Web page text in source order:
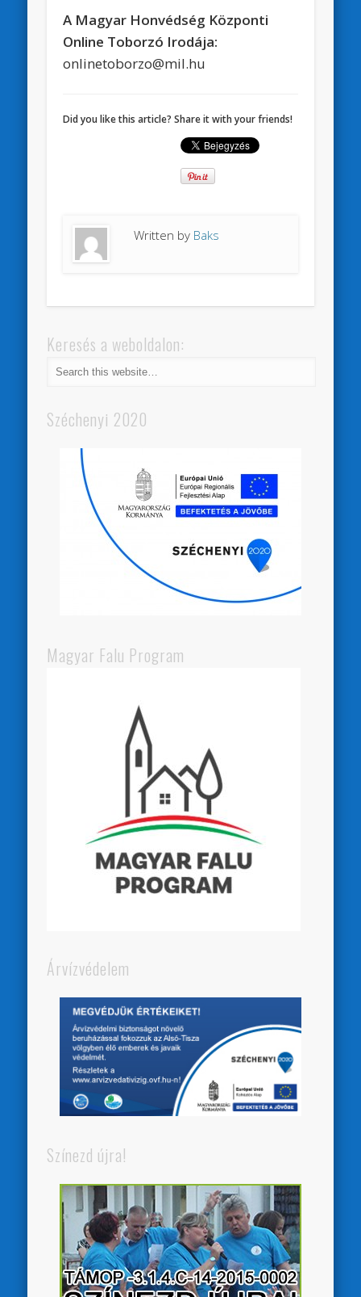
A Magyar Honvédség Központi
Online Toborzó Irodája:
onlinetoborzo@mil.hu
Did you like this article? Share it with your friends!
Written by Baks
Keresés a weboldalon:
Széchenyi 2020
Magyar Falu Program
Árvízvédelem
Színezd újra!